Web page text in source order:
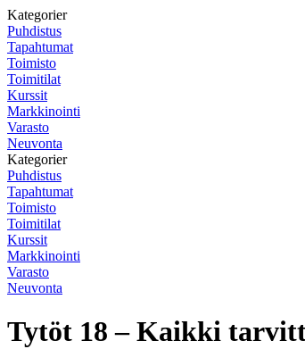
Kategorier
Puhdistus
Tapahtumat
Toimisto
Toimitilat
Kurssit
Markkinointi
Varasto
Neuvonta
Kategorier
Puhdistus
Tapahtumat
Toimisto
Toimitilat
Kurssit
Markkinointi
Varasto
Neuvonta
Tytöt 18 – Kaikki